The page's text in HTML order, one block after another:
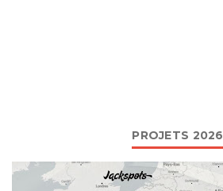
PROJETS 2026